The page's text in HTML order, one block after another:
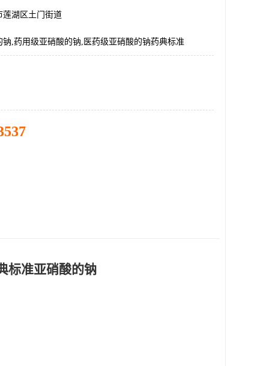
莲湖区土门街道
钠,药用级亚硝酸的钠,医药级亚硝酸的钠药典标准
标准亚硝酸的钠